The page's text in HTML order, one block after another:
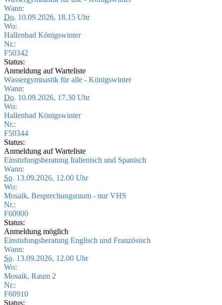
Wann:
Do. 10.09.2026, 18.15 Uhr
Wo:
Hallenbad Königswinter
Nr.:
F50342
Status:
Anmeldung auf Warteliste
Wassergymnastik für alle - Königswinter
Wann:
Do. 10.09.2026, 17.30 Uhr
Wo:
Hallenbad Königswinter
Nr.:
F50344
Status:
Anmeldung auf Warteliste
Einstufungsberatung Italienisch und Spanisch
Wann:
So. 13.09.2026, 12.00 Uhr
Wo:
Mosaik, Besprechungsraum - nur VHS
Nr.:
F60900
Status:
Anmeldung möglich
Einstufungsberatung Englisch und Französisch
Wann:
So. 13.09.2026, 12.00 Uhr
Wo:
Mosaik, Raum 2
Nr.:
F60910
Status: